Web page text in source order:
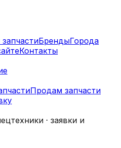
БрендыГорода
Контакты
Продам запчасти
· заявки и